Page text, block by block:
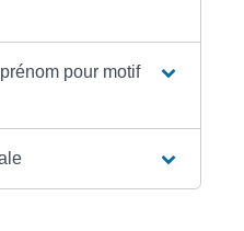
pour motif